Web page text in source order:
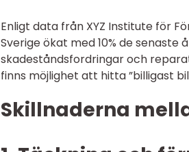
Enligt data från XYZ Institute för
Sverige ökat med 10% de
skadeståndsfordringar och
finns möjlighet att hitta ”billigast
Skillnaderna